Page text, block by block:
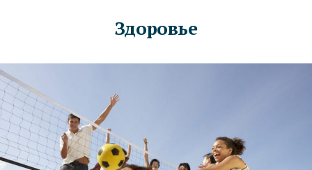
Здоровье